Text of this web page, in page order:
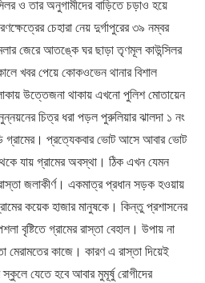
ও তার অনুগামীদের বাড়িতে চড়াও হয়ে
চেহারা নেয় দুর্গাপুরের ৩৯ নম্বর
জেরে আতঙ্কে ঘর ছাড়া তৃণমূল কাউন্সিলর
খবর পেয়ে কোকওভেন থানার বিশাল
উত্তেজনা থাকায় এখনো পুলিশ মোতায়েন
চিত্র ধরা পড়ল পুরুলিয়ার ঝালদা ১ নং
গ্রামের। প্রত্যেকবার ভোট আসে আবার ভোট
যায় গ্রামের অবস্থা। ঠিক এখন যেমন
জলাকীর্ণ। একমাত্র প্রধান সড়ক হওয়ায়
কয়েক হাজার মানুষকে। কিন্তু প্রশাসনের
বৃষ্টিতে গ্রামের রাস্তা বেহাল। উপায় না
মেরামতের কাজে। কারণ এ রাস্তা দিয়েই
যেতে হবে আবার মুমূর্ষু রোগীদের